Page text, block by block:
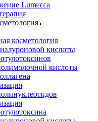
Lumecca
косметология
кислоты
кислоты